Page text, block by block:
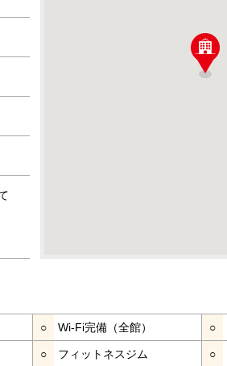
○ Wi-Fi完備（全館） ○
○ フィットネスジム ○